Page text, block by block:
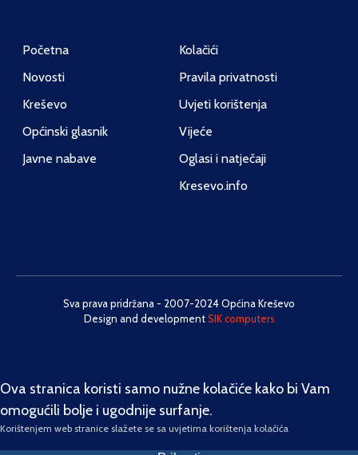
Početna
Novosti
Kreševo
Općinski glasnik
Javne nabave
Kolačići
Pravila privatnosti
Uvjeti korištenja
Vijeće
Oglasi i natječaji
Kresevo.info
Sva prava pridržana - 2007-2024 Općina Kreševo
Design and developmentSIK computers
Ova stranica koristi samo nužne kolačiće kako bi Vam
omogućili bolje i ugodnije surfanje.
Korištenjem web stranice slažete se sa uvjetima korištenja kolačića